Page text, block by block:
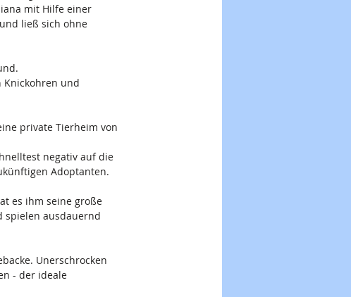
mit Hilfe einer
ließ sich ohne
Knickohren und
private Tierheim von
negativ auf die
Adoptanten.
es ihm seine große
spielen ausdauernd
Unerschrocken
- der ideale